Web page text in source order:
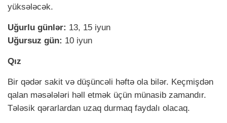
yüksələcək.
Uğurlu günlər: 13, 15 iyun
Uğursuz gün: 10 iyun
Qız
Bir qədər sakit və düşüncəli həftə ola bilər. Keçmişdən
qalan məsələləri həll etmək üçün münasib zamandır.
Tələsik qərarlardan uzaq durmaq faydalı olacaq.